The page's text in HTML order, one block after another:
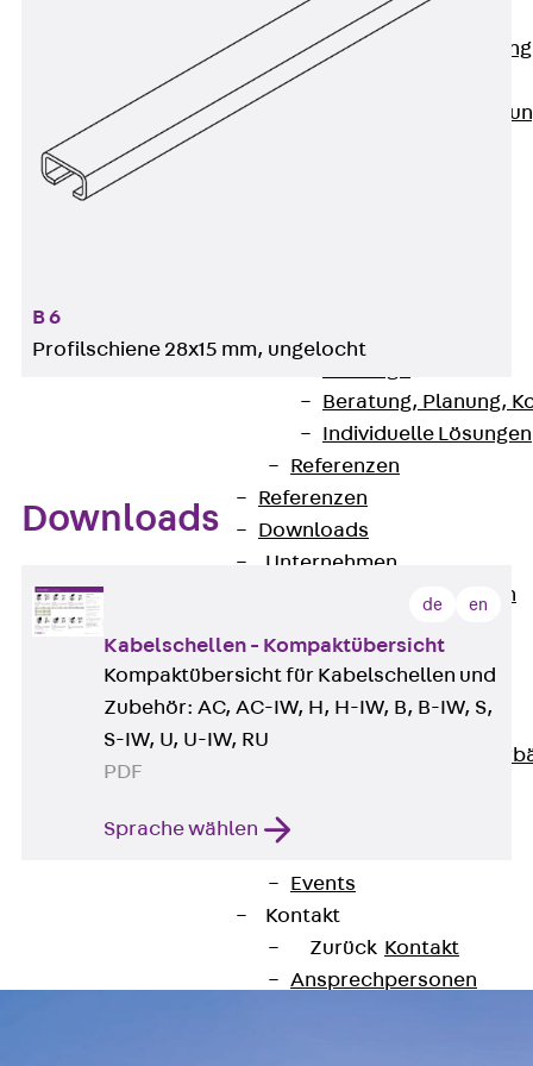
Anwendungsgebiete
Zurück
Bodengeführte
CAD und BIM
Beratung, Planung,
Individuelle Lösungen
Referenzen
Referenzen
Downloads
Unternehmen
Unternehmen
Werte & Philosophie
Unsere Geschichte
Mitgliedschaften &
Events
Kontakt
Zurück Kontakt
Ansprechpersonen
B 6
Profilschiene 28x15 mm, ungelocht
Downloads
de en
Kabelschellen - Kompaktübersicht
Kompaktübersicht für Kabelschellen und
Zubehör: AC, AC-IW, H, H-IW, B, B-IW, S,
S-IW, U, U-IW, RU
PDF
Sprache wählen